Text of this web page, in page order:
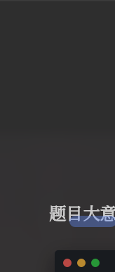
题目大